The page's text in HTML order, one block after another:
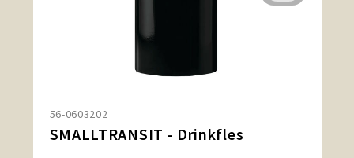
56-0603202
SMALLTRANSIT - Drinkfles